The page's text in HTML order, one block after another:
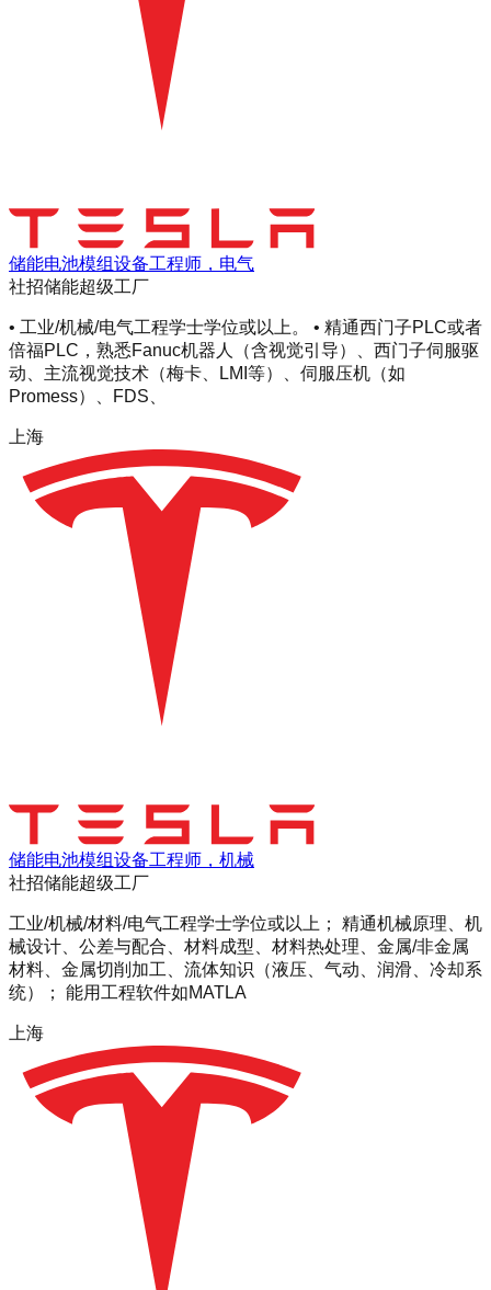
储能电池模组设备工程师，电气
社招储能超级工厂
• 工业/机械/电气工程学士学位或以上。 • 精通西门子PLC或者
倍福PLC，熟悉Fanuc机器人（含视觉引导）、西门子伺服驱
动、主流视觉技术（梅卡、LMI等）、伺服压机（如
Promess）、FDS、
上海
储能电池模组设备工程师，机械
社招储能超级工厂
工业/机械/材料/电气工程学士学位或以上； 精通机械原理、机
械设计、公差与配合、材料成型、材料热处理、金属/非金属
材料、金属切削加工、流体知识（液压、气动、润滑、冷却系
统）； 能用工程软件如MATLA
上海